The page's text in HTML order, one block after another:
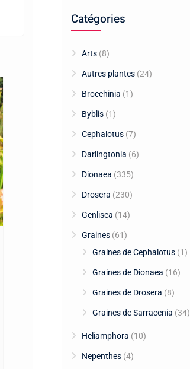
Catégories
Arts (8)
Autres plantes (24)
Brocchinia (1)
Byblis (1)
Cephalotus (7)
Darlingtonia (6)
Dionaea (335)
Drosera (230)
Genlisea (14)
Graines (61)
Graines de Cephalotus (1)
Graines de Dionaea (16)
Graines de Drosera (8)
Graines de Sarracenia (34)
Heliamphora (10)
Nepenthes (4)